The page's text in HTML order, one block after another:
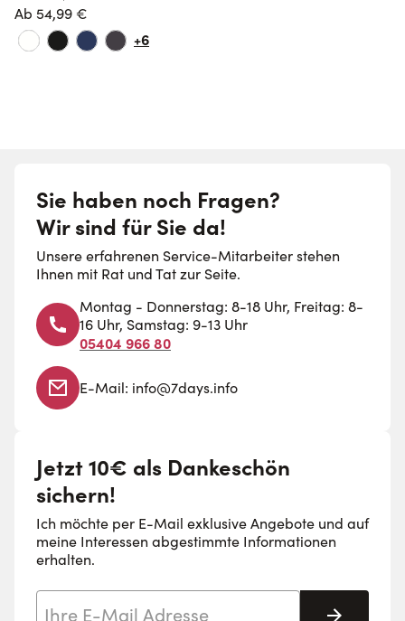
Ab 54,99 €
+6
Sie haben noch Fragen?
Wir sind für Sie da!
Unsere erfahrenen Service-Mitarbeiter stehen
Ihnen mit Rat und Tat zur Seite.
Montag - Donnerstag: 8-18 Uhr, Freitag: 8-
16 Uhr, Samstag: 9-13 Uhr
05404 966 80
E-Mail: info@7days.info
Jetzt 10€ als Dankeschön
sichern!
Ich möchte per E-Mail exklusive Angebote und auf
meine Interessen abgestimmte Informationen
erhalten.